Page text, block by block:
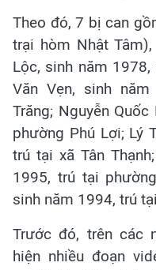
Theo đó, 7 bị can
trại hòm Nhật
Lộc, sinh năm
Văn Vẹn, sinh
Trăng; Nguyễn
phường Phú Lợi; Lý
trú tại xã Tân
1995, trú tại
sinh năm 1994, trú
Trước đó, trên các
hiện nhiều đoạn